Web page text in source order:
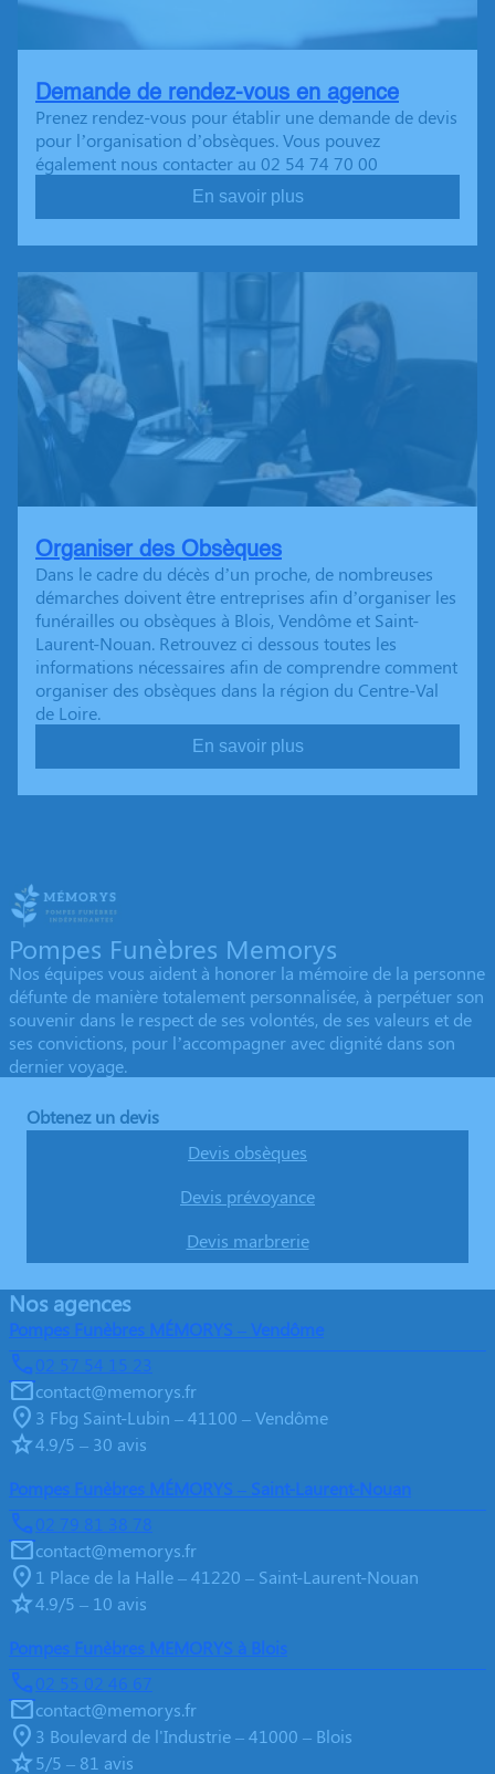
Demande de rendez-vous en agence
Prenez rendez-vous pour établir une demande de devis
pour l’organisation d’obsèques. Vous pouvez
également nous contacter au 02 54 74 70 00
En savoir plus
Organiser des Obsèques
Dans le cadre du décès d’un proche, de nombreuses
démarches doivent être entreprises afin d’organiser les
funérailles ou obsèques à Blois, Vendôme et Saint-
Laurent-Nouan. Retrouvez ci dessous toutes les
informations nécessaires afin de comprendre comment
organiser des obsèques dans la région du Centre-Val
de Loire.
En savoir plus
Pompes Funèbres Memorys
Nos équipes vous aident à honorer la mémoire de la personne
défunte de manière totalement personnalisée, à perpétuer son
souvenir dans le respect de ses volontés, de ses valeurs et de
ses convictions, pour l’accompagner avec dignité dans son
dernier voyage.
Obtenez un devis
Devis obsèques
Devis prévoyance
Devis marbrerie
Nos agences
Pompes Funèbres MÉMORYS – Vendôme
02 57 54 15 23
contact@memorys.fr
3 Fbg Saint-Lubin – 41100 – Vendôme
4.9/5 – 30 avis
Pompes Funèbres MÉMORYS – Saint-Laurent-Nouan
02 79 81 38 78
contact@memorys.fr
1 Place de la Halle – 41220 – Saint-Laurent-Nouan
4.9/5 – 10 avis
Pompes Funèbres MEMORYS à Blois
02 55 02 46 67
contact@memorys.fr
3 Boulevard de l'Industrie – 41000 – Blois
5/5 – 81 avis